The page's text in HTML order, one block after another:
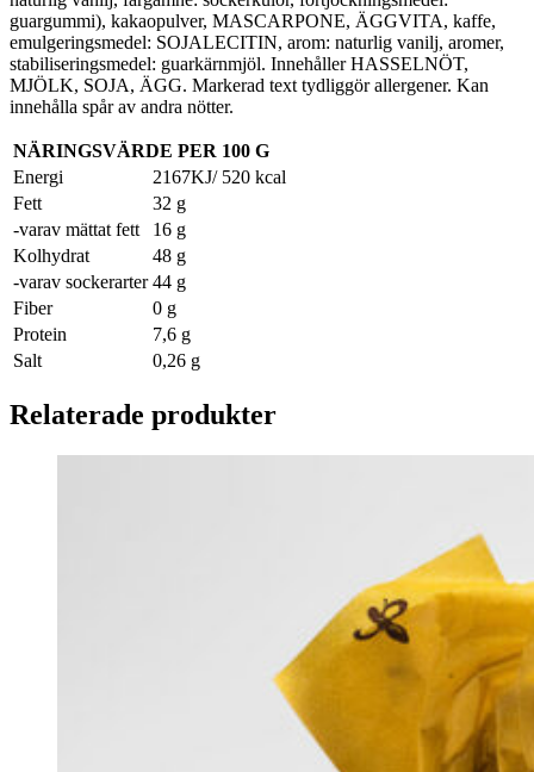
guargummi), kakaopulver, MASCARPONE, ÄGGVITA, kaffe,
emulgeringsmedel: SOJALECITIN, arom: naturlig vanilj, aromer,
stabiliseringsmedel: guarkärnmjöl. Innehåller HASSELNÖT,
MJÖLK, SOJA, ÄGG. Markerad text tydliggör allergener. Kan
innehålla spår av andra nötter.
NÄRINGSVÄRDE PER 100 G
Energi
2167KJ/ 520 kcal
Fett
32 g
-varav mättat fett
16 g
Kolhydrat
48 g
-varav sockerarter 44 g
Fiber
0 g
Protein
7,6 g
Salt
0,26 g
Relaterade produkter